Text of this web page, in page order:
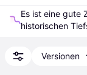
Es ist eine gute
historischen
Versionen